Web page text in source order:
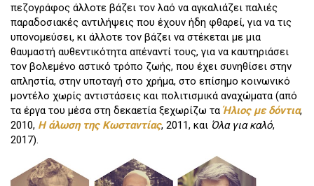
πεζογράφος άλλοτε βάζει τον λαό να αγκαλιάζει παλιές
παραδοσιακές αντιλήψεις που έχουν ήδη φθαρεί, για να τις
υπονομεύσει, κι άλλοτε τον βάζει να στέκεται με μια
θαυμαστή αυθεντικότητα απέναντί τους, για να καυτηριάσει
τον βολεμένο αστικό τρόπο ζωής, που έχει συνηθίσει στην
απληστία, στην υποταγή στο χρήμα, στο επίσημο κοινωνικό
μοντέλο χωρίς αντιστάσεις και πολιτισμικά αναχώματα (από
τα έργα του μέσα στη δεκαετία ξεχωρίζω τα Ήλιος με δόντια,
2010, Η άλωση της Κωσταντίας, 2011, και Όλα για καλό,
2017).